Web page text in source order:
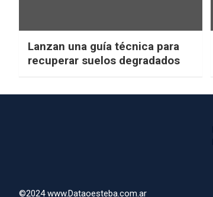
Lanzan una guía técnica para
recuperar suelos degradados
©2024 www.Dataoesteba.com.ar